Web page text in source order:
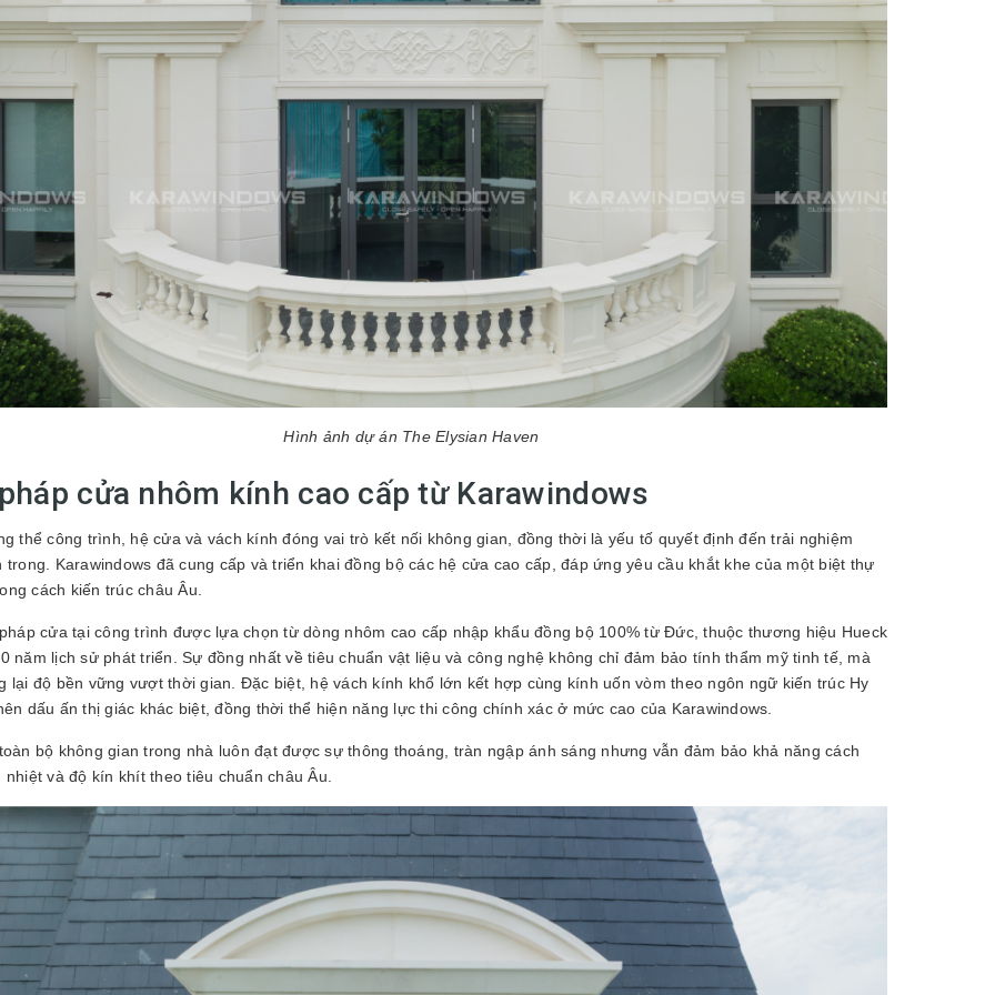
Hình ảnh dự án The Elysian Haven
cửa nhôm kính cao cấp từ Karawindows
thể công trình, hệ cửa và vách kính đóng vai trò kết nối không gian, đồng thời là yếu tố quyết định đến trải nghiệm
trong. Karawindows đã cung cấp và triển khai đồng bộ các hệ cửa cao cấp, đáp ứng yêu cầu khắt khe của một biệt thự
cách kiến trúc châu Âu.
cửa tại công trình được lựa chọn từ dòng nhôm cao cấp nhập khẩu đồng bộ 100% từ Đức, thuộc thương hiệu Hueck
năm lịch sử phát triển. Sự đồng nhất về tiêu chuẩn vật liệu và công nghệ không chỉ đảm bảo tính thẩm mỹ tinh tế, mà
lại độ bền vững vượt thời gian. Đặc biệt, hệ vách kính khổ lớn kết hợp cùng kính uốn vòm theo ngôn ngữ kiến trúc Hy
dấu ấn thị giác khác biệt, đồng thời thể hiện năng lực thi công chính xác ở mức cao của Karawindows.
bộ không gian trong nhà luôn đạt được sự thông thoáng, tràn ngập ánh sáng nhưng vẫn đảm bảo khả năng cách
nhiệt và độ kín khít theo tiêu chuẩn châu Âu.